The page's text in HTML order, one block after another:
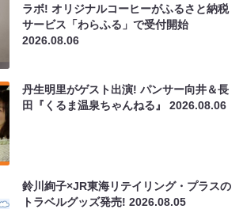
ラボ! オリジナルコーヒーがふるさと納税
サービス「わらふる」で受付開始
2026.08.06
丹生明里がゲスト出演! パンサー向井＆長
田『くるま温泉ちゃんねる』2026.08.06
鈴川絢子×JR東海リテイリング・プラスの
トラベルグッズ発売!2026.08.05